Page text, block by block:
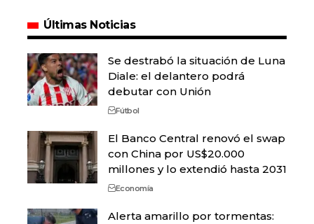
Últimas Noticias
Se destrabó la situación de Luna
Diale: el delantero podrá
debutar con Unión
Fútbol
El Banco Central renovó el swap
con China por US$20.000
millones y lo extendió hasta 2031
Economía
Alerta amarillo por tormentas: